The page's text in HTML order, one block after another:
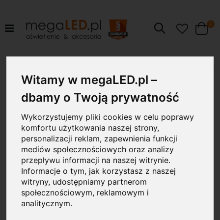
Witamy w megaLED.pl –
dbamy o Twoją prywatność
Wykorzystujemy pliki cookies w celu poprawy
komfortu użytkowania naszej strony,
personalizacji reklam, zapewnienia funkcji
mediów społecznościowych oraz analizy
przepływu informacji na naszej witrynie.
Informacje o tym, jak korzystasz z naszej
witryny, udostępniamy partnerom
społecznościowym, reklamowym i
analitycznym.
Szukaj Cart
0
koniec
galerii
1.5W